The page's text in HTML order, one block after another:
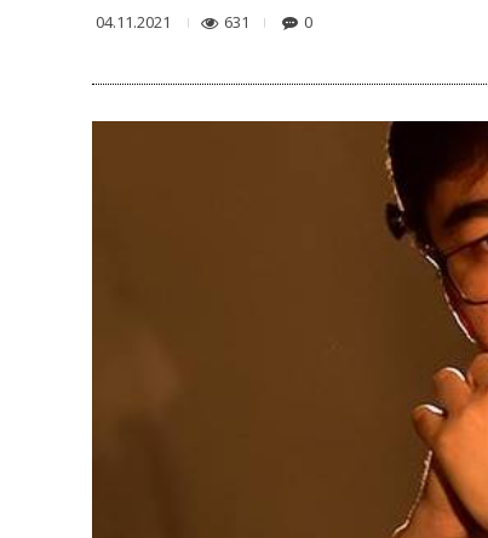
04.11.2021 631 0